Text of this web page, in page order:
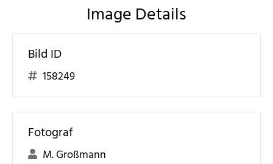
Image Details
Bild ID
158249
Fotograf
M. Großmann